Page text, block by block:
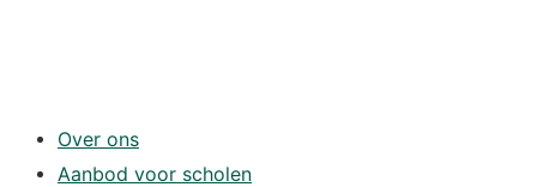
Over ons
Aanbod voor scholen